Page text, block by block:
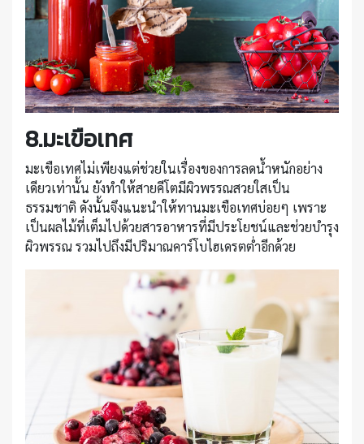
8.มะเขือเทศ
มะเขือเทศไม่เพียงแต่ช่วยในเรื่องของการลดน้ำหนักอย่าง
เดียวเท่านั้น ยังทำให้สายคีโตมีผิวพรรณสวยใสเป็น
ธรรมชาติ ดังนั้นจึงแนะนำให้ทานมะเขือเทศบ่อยๆ เพราะ
เป็นผลไม้ที่เต็มไปด้วยสารอาหารที่มีประโยชน์และช่วยบำรุง
ผิวพรรณ รวมไปถึงมีปริมาณคาร์โบไฮเดรตต่ำอีกด้วย